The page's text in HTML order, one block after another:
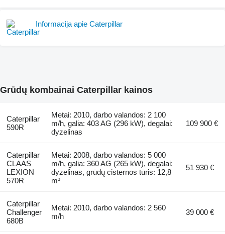
Informacija apie Caterpillar
Grūdų kombainai Caterpillar kainos
Caterpillar
590R
Metai: 2010, darbo valandos: 2 100
m/h, galia: 403 AG (296 kW), degalai:
dyzelinas
109 900 €
Caterpillar
CLAAS
LEXION
570R
Metai: 2008, darbo valandos: 5 000
m/h, galia: 360 AG (265 kW), degalai:
dyzelinas, grūdų cisternos tūris: 12,8
m³
51 930 €
Caterpillar
Challenger
680B
Metai: 2010, darbo valandos: 2 560
m/h
39 000 €